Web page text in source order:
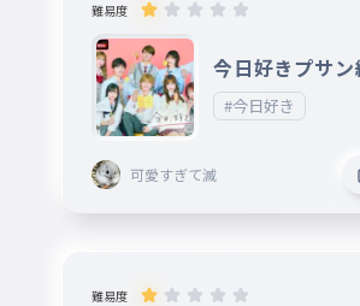
難易度
今日好きプサ
#今日好き
可愛すぎて滅
難易度